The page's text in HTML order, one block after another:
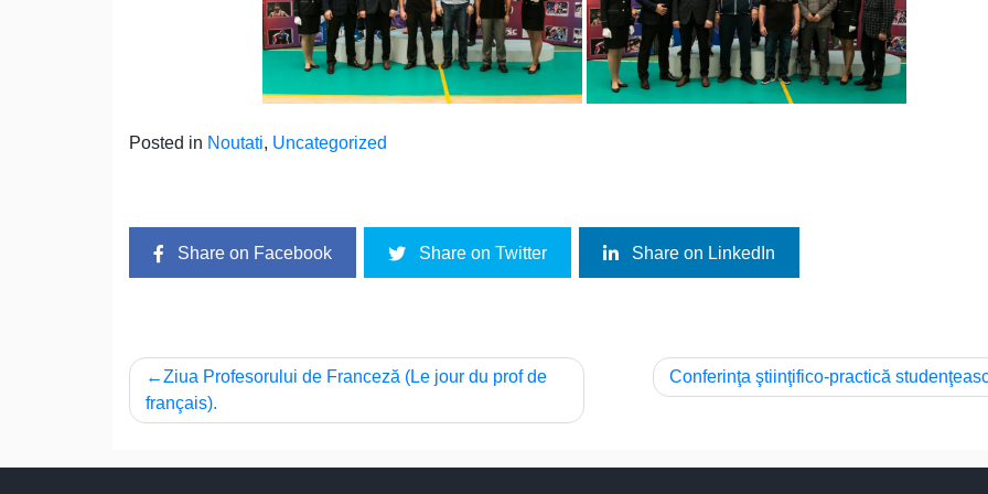
Posted in Noutati, Uncategorized
Share on Facebook Share on Twitter Share on LinkedIn
Navigare
în
articole
Ziua Profesorului de Franceză (Le jour du prof de
français).
Conferinţa ştiinţifico-practică